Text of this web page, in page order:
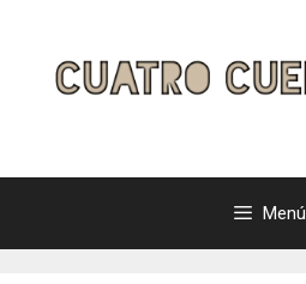
contenido
Menú